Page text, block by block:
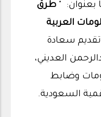
بعنوان: "طرق
العربية
سعادة
العديني،
وضابط
السعودية.